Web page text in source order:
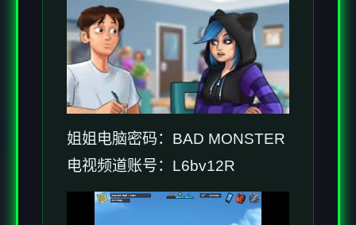
姐姐电脑密码：BAD MONSTER
电视频道账号：L6bv12R